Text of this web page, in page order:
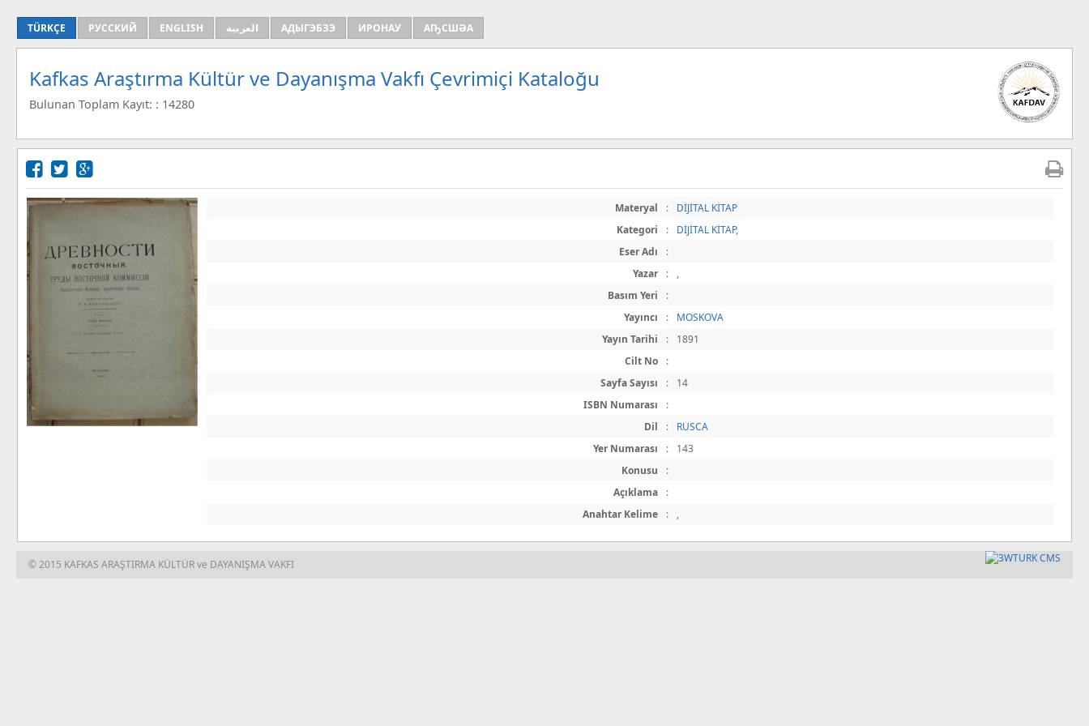
TÜRKÇE РУССКИЙ ENGLISH العربية АДЫГЭБЗЭ ИРОНАУ АҦСШӘА
Kafkas Araştırma Kültür ve Dayanışma Vakfı Çevrimiçi Kataloğu
Bulunan Toplam Kayıt: : 14280
Materyal :
DİJİTAL KİTAP
Kategori
: DİJİTAL KİTAP,
Eser Adı
:
Yazar
:
,
Basım Yeri
:
Yayıncı
:
MOSKOVA
Yayın Tarihi
:
1891
Cilt No
:
Sayfa Sayısı
:
14
ISBN Numarası
:
Dil
:
RUSCA
Yer Numarası
:
143
Konusu
:
Açıklama
:
Anahtar Kelime
: ,
© 2015 KAFKAS ARAŞTIRMA KÜLTÜR ve DAYANIŞMA VAKFI